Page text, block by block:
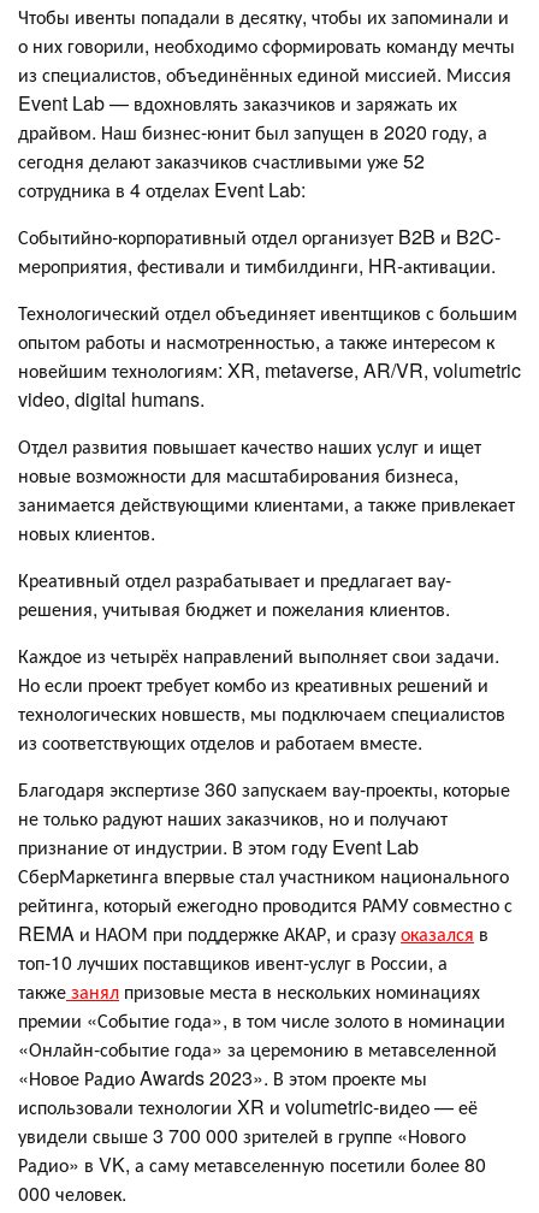
Чтобы ивенты попадали в десятку, чтобы их запоминали и
о них говорили, необходимо сформировать команду мечты
из специалистов, объединённых единой миссией. Миссия
Event Lab — вдохновлять заказчиков и заряжать их
драйвом. Наш бизнес-юнит был запущен в 2020 году, а
сегодня делают заказчиков счастливыми уже 52
сотрудника в 4 отделах Event Lab:
Событийно-корпоративный отдел организует B2B и B2C-
мероприятия, фестивали и тимбилдинги, HR-активации.
Технологический отдел объединяет ивентщиков с большим
опытом работы и насмотренностью, а также интересом к
новейшим технологиям: XR, metaverse, AR/VR, volumetric
video, digital humans.
Отдел развития повышает качество наших услуг и ищет
новые возможности для масштабирования бизнеса,
занимается действующими клиентами, а также привлекает
новых клиентов.
Креативный отдел разрабатывает и предлагает вау-
решения, учитывая бюджет и пожелания клиентов.
Каждое из четырёх направлений выполняет свои задачи.
Но если проект требует комбо из креативных решений и
технологических новшеств, мы подключаем специалистов
из соответствующих отделов и работаем вместе.
Благодаря экспертизе 360 запускаем вау-проекты, которые
не только радуют наших заказчиков, но и получают
признание от индустрии. В этом году Event Lab
СберМаркетинга впервые стал участником национального
рейтинга, который ежегодно проводится РАМУ совместно с
REMA и НАОМ при поддержке АКАР, и сразуоказался в
топ-10 лучших поставщиков ивент-услуг в России, а
такжезанял призовые места в нескольких номинациях
премии «Событие года», в том числе золото в номинации
«Онлайн-событие года» за церемонию в метавселенной
«Новое Радио Awards 2023». В этом проекте мы
использовали технологии XR и volumetric-видео — её
увидели свыше 3 700 000 зрителей в группе «Нового
Радио» в VK, а саму метавселенную посетили более 80
000 человек.